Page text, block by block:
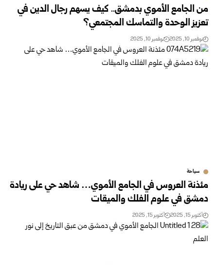
من الجامع الأموي بدمشق.. كيف يسهم رجال الدين في
تعزيز الوحدة والتماسك المجتمعي؟
نوفمبر 10, 2025 نوفمبر 10, 2025
سياحة
مئذنة العروس في الجامع الأموي… شاهد حي على ريادة
دمشق في علوم الفلك والميقات
أكتوبر 15, 2025 أكتوبر 15, 2025